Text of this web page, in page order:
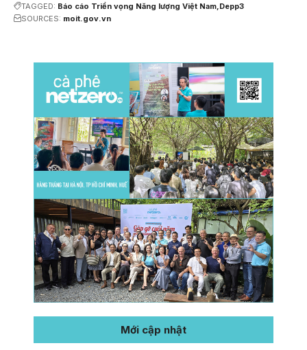
TAGGED: Báo cáo Triển vọng Năng lượng Việt Nam Depp3
SOURCES: moit.gov.vn
Mới cập nhật